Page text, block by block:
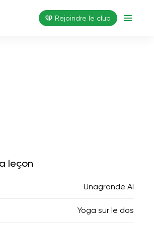
Rejoindre le club
leçon
Unagrande AI
Yoga sur le dos